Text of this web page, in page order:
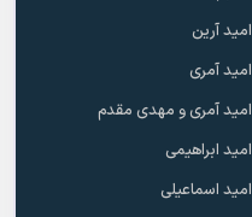
امید آرین
امید آمری
امید آمری و مهدی مقدم
امید ابراهیمی
امید اسماعیلی